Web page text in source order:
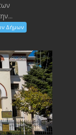
Δήμων